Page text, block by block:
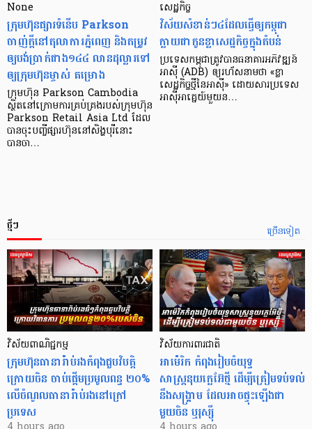
None
ក្រុមហ៊ុនផ្សារទំនើប Parkson
ចាញ់ក្ដីនៅតុលាការភ្នំពេញ និងតម្រូវ
ឲ្យបង់ប្រាក់ជាង១៤៤ លានដុល្លារទៅ
ឲ្យក្រុមហ៊ុនម្ចាស់ គម្រោង
ក្រុមហ៊ុន Parkson Cambodia
ស្ថិតនៅក្រោមការគ្រប់គ្រងរបស់ក្រុមហ៊ុន
Parkson Retail Asia Ltd ដែល
បានចុះបញ្ចីផ្សារហ៊ុននៅសិង្ហបុរីនោះ
បានចា…
សេដ្ឋកិច្ច​
វិស័យ​សំខាន់ៗ​៤​ដែល​ធ្វើ​ឲ្យ​កម្ពុជា​
ក្លាយ​ជា​កូន​ខ្លា​សេដ្ឋកិច្ច​ក្នុង​តំបន់
ប្រទេស​កម្ពុជា​ត្រូវ​បាន​ធនាគារ​អភិវឌ្ឍន៍​
អាស៊ី (ADB) ឲ្យ​រហ័ស​នាមថា «ខ្លា​
សេដ្ឋកិច្ច​ថ្មី​នៃ​អាស៊ី» ដោយសារ​ប្រទេស​
អាស៊ី​អាគ្នេយ៍​មួយ​ន…
ច្រើនទៀត
ថ្មីៗ
វិស័យពាណិជ្ជកម្ម
ក្រុមហ៊ុនធានារ៉ាប់រងកំពុងជួបវិបត្តិ
ក្រោយចិន ចាប់ផ្តើមប្រមូលពន្ធ ២០%
លើចំណូលធានារ៉ាប់រងនៅក្រៅ
ប្រទេស
វិស័យការពារជាតិ
អាម៉េរិក កំពុងរៀបចំយុទ្ធ
សាស្ត្រនុយក្លេអ៊ែថ្មី ដើម្បីត្រៀមទប់ទល់
នឹងសង្គ្រាម ដែលអាចផ្ទុះឡើងជា
មួយចិន ឬរុស្ស៊ី